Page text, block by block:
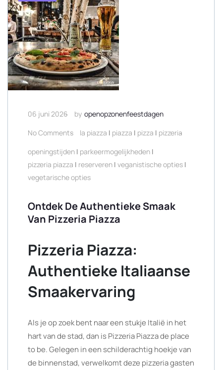
06 juni 2026 by openopzonenfeestdagen
No Comments
la piazza | piazza | pizza | pizzeria
openingstijden | parkeermogelijkheden |
pizzeria piazza | reserveren | veganistische opties |
vegetarische opties
Ontdek De Authentieke Smaak
Van Pizzeria Piazza
Pizzeria Piazza:
Authentieke Italiaanse
Smaakervaring
Als je op zoek bent naar een stukje Italië in het
hart van de stad, dan is Pizzeria Piazza de place
to be. Gelegen in een schilderachtig hoekje van
de binnenstad, verwelkomt deze pizzeria gasten